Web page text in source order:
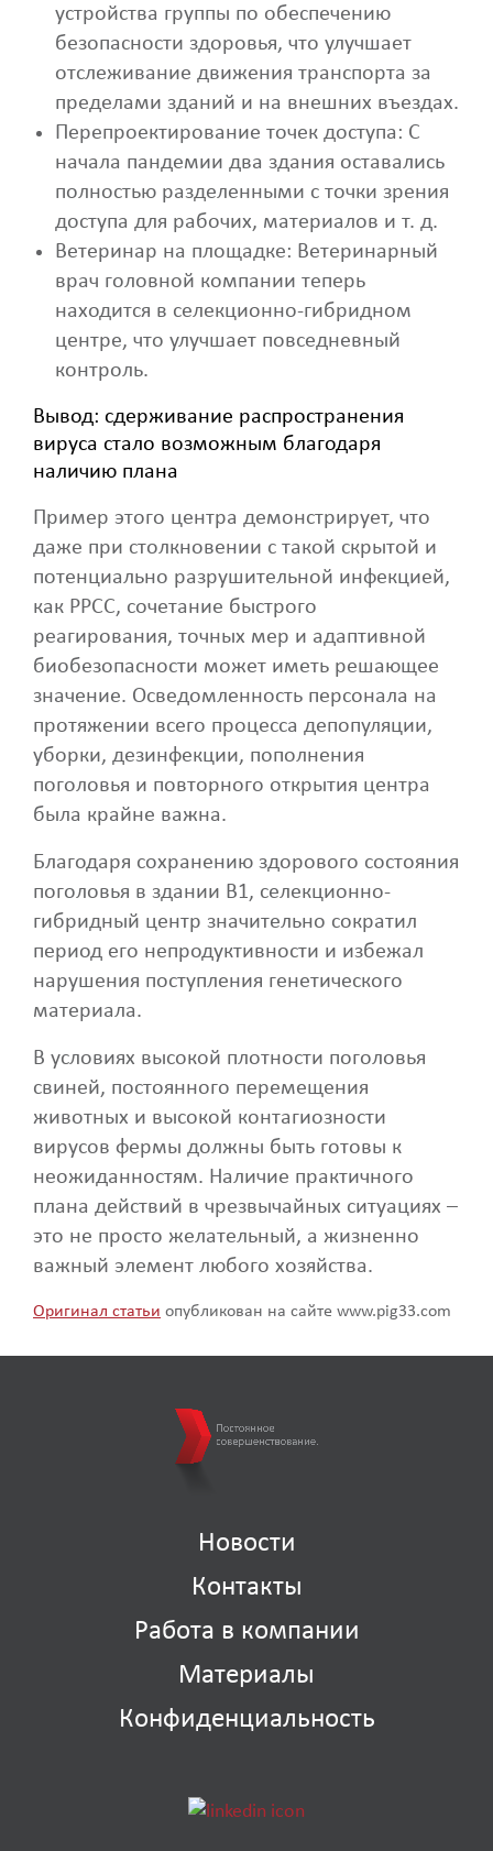
устройства группы по обеспечению
безопасности здоровья, что улучшает
отслеживание движения транспорта за
пределами зданий и на внешних въездах.
Перепроектирование точек доступа: С
начала пандемии два здания оставались
полностью разделенными с точки зрения
доступа для рабочих, материалов и т. д.
Ветеринар на площадке: Ветеринарный
врач головной компании теперь
находится в селекционно-гибридном
центре, что улучшает повседневный
контроль.
Вывод: сдерживание распространения
вируса стало возможным благодаря
наличию плана
Пример этого центра демонстрирует, что
даже при столкновении с такой скрытой и
потенциально разрушительной инфекцией,
как РРСС, сочетание быстрого
реагирования, точных мер и адаптивной
биобезопасности может иметь решающее
значение. Осведомленность персонала на
протяжении всего процесса депопуляции,
уборки, дезинфекции, пополнения
поголовья и повторного открытия центра
была крайне важна.
Благодаря сохранению здорового состояния
поголовья в здании B1, селекционно-
гибридный центр значительно сократил
период его непродуктивности и избежал
нарушения поступления генетического
материала.
В условиях высокой плотности поголовья
свиней, постоянного перемещения
животных и высокой контагиозности
вирусов фермы должны быть готовы к
неожиданностям. Наличие практичного
плана действий в чрезвычайных ситуациях –
это не просто желательный, а жизненно
важный элемент любого хозяйства.
Оригинал статьи опубликован на сайте www.pig33.com
Новости
Контакты
Работа в компании
Материалы
Конфиденциальность